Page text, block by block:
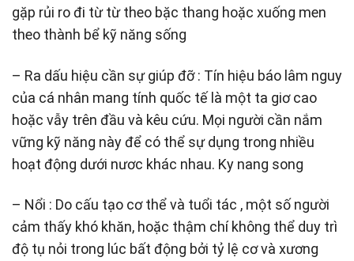
gặp rủi ro đi từ từ theo bặc thang hoặc xuống men
theo thành bể kỹ năng sống
– Ra dấu hiệu cần sự giúp đỡ : Tín hiệu báo lâm nguy
của cá nhân mang tính quốc tế là một ta giơ cao
hoặc vẫy trên đầu và kêu cứu. Mọi người cần nắm
vững kỹ năng này để có thể sự dụng trong nhiều
hoạt động dưới nươc khác nhau. Ky nang song
– Nổi : Do cấu tạo cơ thể và tuổi tác , một số người
cảm thấy khó khăn, hoặc thậm chí không thể duy trì
độ tụ nỏi trong lúc bất động bởi tỷ lệ cơ và xương